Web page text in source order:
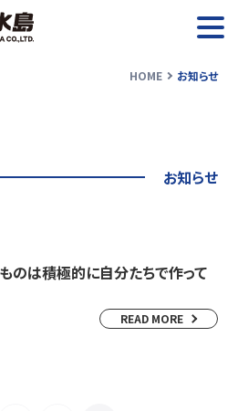
HOME お知らせ
お知らせ
のは積極的に自分たちで作って
READ MORE